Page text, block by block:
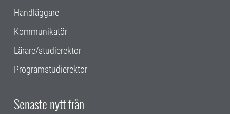
Handläggare
Kommunikatör
Lärare/studierektor
Programstudierektor
Senaste nytt från